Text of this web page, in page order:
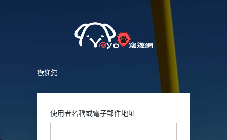
歡迎您
使用者名稱或電子郵件地址